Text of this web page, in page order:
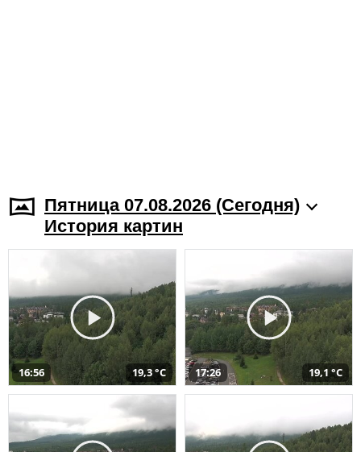
Пятница 07.08.2026 (Cегодня)
История картин
16:56 19,3 °C 17:26 19,1 °C